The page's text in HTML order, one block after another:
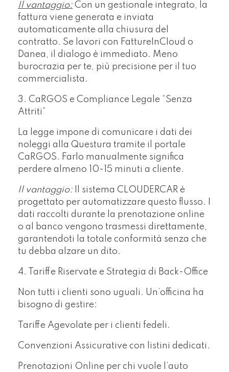
Il vantaggio: Con un gestionale integrato, la
fattura viene generata e inviata
automaticamente alla chiusura del
contratto. Se lavori con FattureInCloud o
Danea, il dialogo è immediato. Meno
burocrazia per te, più precisione per il tuo
commercialista.
3. CaRGOS e Compliance Legale “Senza
Attriti”
La legge impone di comunicare i dati dei
noleggi alla Questura tramite il portale
CaRGOS. Farlo manualmente significa
perdere almeno 10-15 minuti a cliente.
Il vantaggio:
Il sistema CLOUDERCAR è
progettato per automatizzare questo flusso. I
dati raccolti durante la prenotazione online
o al banco vengono trasmessi direttamente,
garantendoti la totale conformità senza che
tu debba alzare un dito.
4. Tariffe Riservate e Strategia di Back-Office
Non tutti i clienti sono uguali. Un’officina ha
bisogno di gestire:
Tariffe Agevolate per i clienti fedeli.
Convenzioni Assicurative con listini dedicati.
Prenotazioni Online per chi vuole l’auto